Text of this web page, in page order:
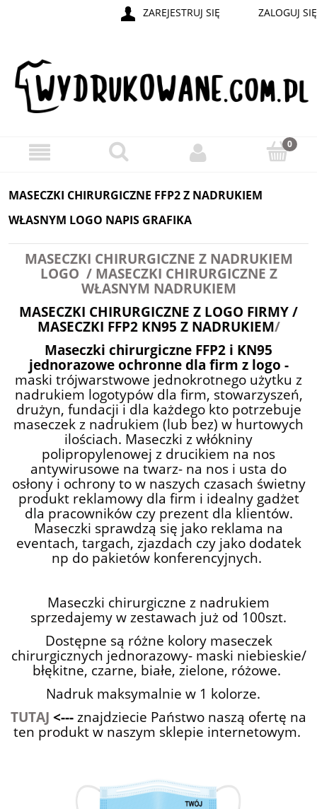
ZAREJESTRUJ SIĘ ZALOGUJ SIĘ
MASECZKI CHIRURGICZNE FFP2 Z NADRUKIEM
WŁASNYM LOGO NAPIS GRAFIKA
MASECZKI CHIRURGICZNE Z NADRUKIEM
LOGO / MASECZKI CHIRURGICZNE Z
WŁASNYM NADRUKIEM
MASECZKI CHIRURGICZNE Z LOGO FIRMY /
MASECZKI FFP2 KN95 Z NADRUKIEM/
Maseczki chirurgiczne FFP2 i KN95
jednorazowe ochronne dla firm z logo -
maski trójwarstwowe jednokrotnego użytku z
nadrukiem logotypów dla firm, stowarzyszeń,
drużyn, fundacji i dla każdego kto potrzebuje
maseczek z nadrukiem (lub bez) w hurtowych
ilościach. Maseczki z włókniny
polipropylenowej z drucikiem na nos
antywirusowe na twarz- na nos i usta do
osłony i ochrony to w naszych czasach świetny
produkt reklamowy dla firm i idealny gadżet
dla pracowników czy prezent dla klientów.
Maseczki sprawdzą się jako reklama na
eventach, targach, zjazdach czy jako dodatek
np do pakietów konferencyjnych.
Maseczki chirurgiczne z nadrukiem
sprzedajemy w zestawach już od 100szt.
Dostępne są różne kolory maseczek
chirurgicznych jednorazowy- maski niebieskie/
błękitne, czarne, białe, zielone, różowe.
Nadruk maksymalnie w 1 kolorze.
TUTAJ <--- znajdziecie Państwo naszą ofertę na
ten produkt w naszym sklepie internetowym.